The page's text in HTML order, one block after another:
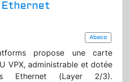
Abaco
propose une carte
VPX, administrable et dotée
Ethernet (Layer 2/3).